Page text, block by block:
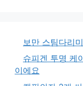
보만 스팀다리
슈피겐 투명 케
이에요